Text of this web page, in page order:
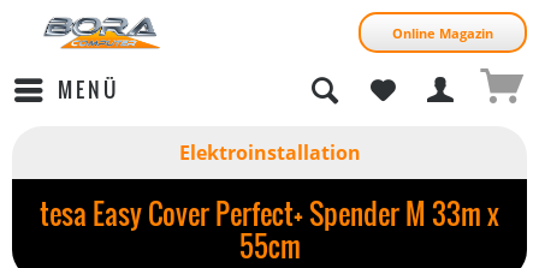
Online Magazin
MENÜ
Elektroinstallation
tesa Easy Cover Perfect+ Spender M 33m x
55cm